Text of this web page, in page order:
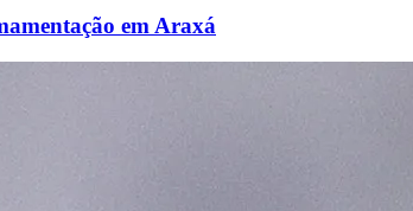
em Araxá